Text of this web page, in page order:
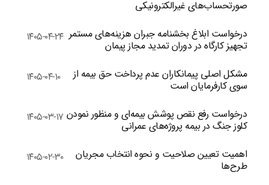
صورتحساب‌های غیرالکترونیکی
درخواست ابلاغ بخشنامه جبران هزینه‌های مستمر
تجهیز کارگاه در دوران تمدید مجاز پیمان
۱۴۰۵-۰۴-۲۴
مشکل اصلی پیمانکاران عدم پرداخت حق بیمه از
سوی کارفرمایان است
۱۴۰۵-۰۴-۱۰
درخواست رفع نقص پوشش بیمه‌ای و منظور نمودن
کلوز جنگ در بیمه پروژه‌های عمرانی
۱۴۰۵-۰۳-۱۷
اهمیت تعیین صلاحیت و نحوه انتخاب مجریان
طرح‌ها
۱۴۰۵-۰۲-۳۰